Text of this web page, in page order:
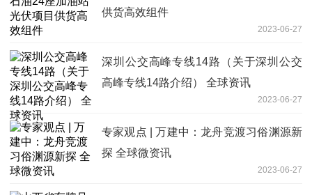
供货高效组件
2023-06-27
深圳公交高峰专线14路（关于深圳公交
高峰专线14路介绍） 全球资讯
2023-06-27
专家观点 | 万建中：龙舟竞渡习俗渊源新
探 全球微资讯
2023-06-27